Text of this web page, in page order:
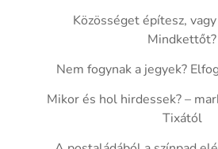
Közösséget építesz,
Mindkettőt?
Nem fogynak a jegyek?
Mikor és hol hirdessek? –
Tixától